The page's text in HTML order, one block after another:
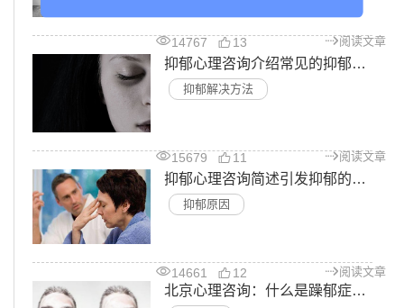
14767 13 阅读文章
抑郁心理咨询介绍常见的抑郁解决方法
抑郁解决方法
15679 11 阅读文章
抑郁心理咨询简述引发抑郁的几大原因
抑郁原因
14661 12 阅读文章
北京心理咨询：什么是躁郁症？躁郁症的特征有哪些